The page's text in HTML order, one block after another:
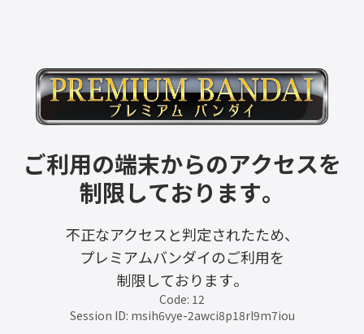
ご利用の端末からのアクセスを
制限しております。
不正なアクセスと判定されたため、
プレミアムバンダイのご利用を
制限しております。
Code: 12
Session ID: msih6vye-2awci8p18rl9m7iou